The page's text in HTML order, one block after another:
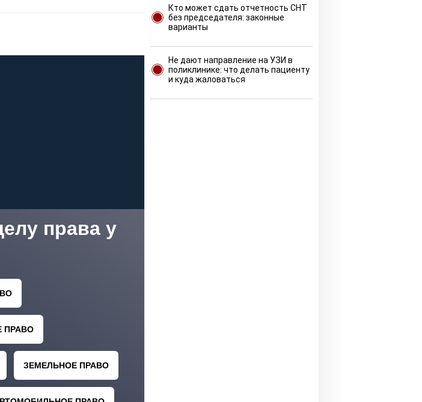
Кто может сдать отчетность СНТ
без председателя: законные
варианты
Не дают направление на УЗИ в
поликлинике: что делать пациенту
и куда жаловаться